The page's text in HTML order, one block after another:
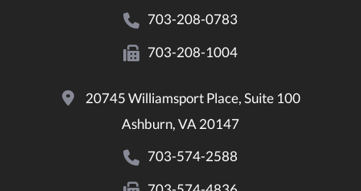
703-208-0783
703-208-1004
20745 Williamsport Place, Suite 100
Ashburn, VA 20147
703-574-2588